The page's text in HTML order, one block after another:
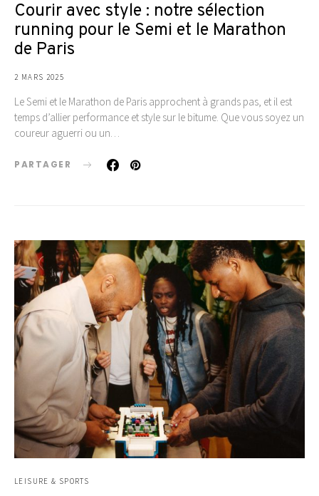
Courir avec style : notre sélection
running pour le Semi et le Marathon
de Paris
2 MARS 2025
Le Semi et le Marathon de Paris approchent à grands pas, et il est
temps d’allier performance et style sur le bitume. Que vous soyez un
coureur aguerri ou un…
PARTAGER
LEISURE & SPORTS